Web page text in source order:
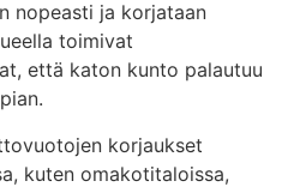
nopeasti ja korjataan
toimivat
että katon kunto palautuu
korjaukset
kuten omakotitaloissa,